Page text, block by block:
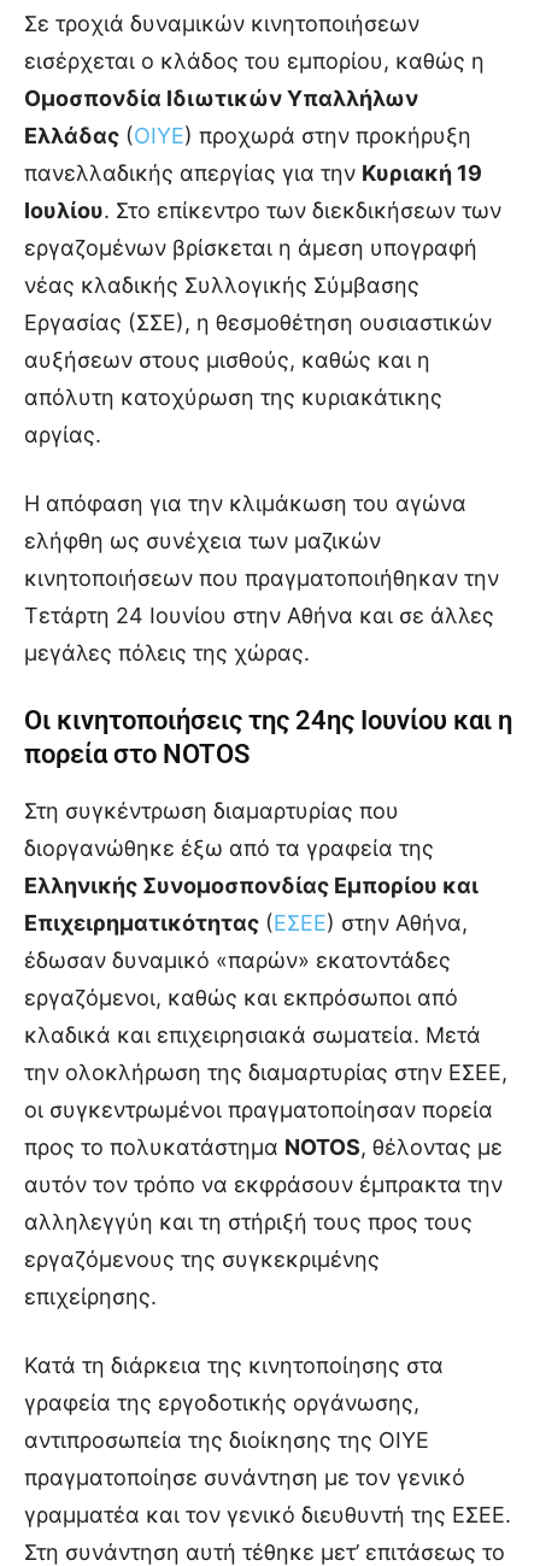
Σε τροχιά δυναμικών κινητοποιήσεων
εισέρχεται ο κλάδος του εμπορίου, καθώς η
Ομοσπονδία Ιδιωτικών Υπαλλήλων
Ελλάδας (ΟΙΥΕ) προχωρά στην προκήρυξη
πανελλαδικής απεργίας για την Κυριακή 19
Ιουλίου. Στο επίκεντρο των διεκδικήσεων των
εργαζομένων βρίσκεται η άμεση υπογραφή
νέας κλαδικής Συλλογικής Σύμβασης
Εργασίας (ΣΣΕ), η θεσμοθέτηση ουσιαστικών
αυξήσεων στους μισθούς, καθώς και η
απόλυτη κατοχύρωση της κυριακάτικης
αργίας.
Η απόφαση για την κλιμάκωση του αγώνα
ελήφθη ως συνέχεια των μαζικών
κινητοποιήσεων που πραγματοποιήθηκαν την
Τετάρτη 24 Ιουνίου στην Αθήνα και σε άλλες
μεγάλες πόλεις της χώρας.
Οι κινητοποιήσεις της 24ης Ιουνίου και η
πορεία στο NOTOS
Στη συγκέντρωση διαμαρτυρίας που
διοργανώθηκε έξω από τα γραφεία της
Ελληνικής Συνομοσπονδίας Εμπορίου και
Επιχειρηματικότητας (ΕΣΕΕ) στην Αθήνα,
έδωσαν δυναμικό «παρών» εκατοντάδες
εργαζόμενοι, καθώς και εκπρόσωποι από
κλαδικά και επιχειρησιακά σωματεία. Μετά
την ολοκλήρωση της διαμαρτυρίας στην ΕΣΕΕ,
οι συγκεντρωμένοι πραγματοποίησαν πορεία
προς το πολυκατάστημα NOTOS, θέλοντας με
αυτόν τον τρόπο να εκφράσουν έμπρακτα την
αλληλεγγύη και τη στήριξή τους προς τους
εργαζόμενους της συγκεκριμένης
επιχείρησης.
Κατά τη διάρκεια της κινητοποίησης στα
γραφεία της εργοδοτικής οργάνωσης,
αντιπροσωπεία της διοίκησης της ΟΙΥΕ
πραγματοποίησε συνάντηση με τον γενικό
γραμματέα και τον γενικό διευθυντή της ΕΣΕΕ.
Στη συνάντηση αυτή τέθηκε μετ’ επιτάσεως το